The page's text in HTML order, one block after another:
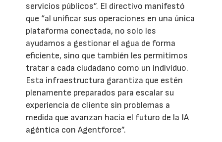
servicios públicos”. El directivo manifestó
que “al unificar sus operaciones en una única
plataforma conectada, no solo les
ayudamos a gestionar el agua de forma
eficiente, sino que también les permitimos
tratar a cada ciudadano como un individuo.
Esta infraestructura garantiza que estén
plenamente preparados para escalar su
experiencia de cliente sin problemas a
medida que avanzan hacia el futuro de la IA
agéntica con Agentforce”.